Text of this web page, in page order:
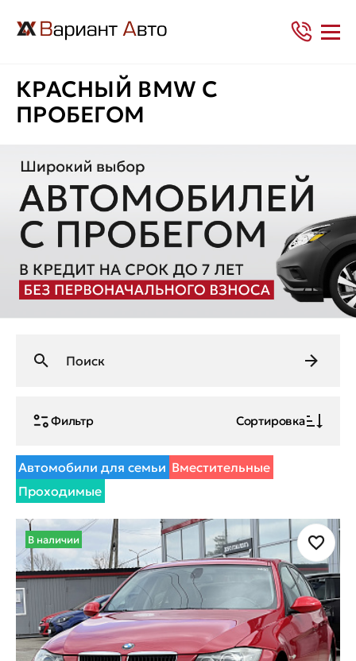
КРАСНЫЙ BMW С
ПРОБЕГОМ
Фильтр Сортировка
Автомобили для семьи Вместительные
Проходимые
В наличии